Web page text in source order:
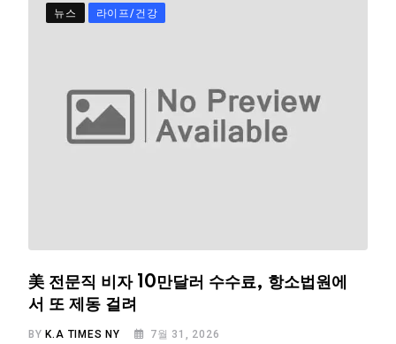
뉴스 라이프/건강
美 전문직 비자 10만달러 수수료, 항소법원에
서 또 제동 걸려
BY K.A TIMES NY 7월 31, 2026